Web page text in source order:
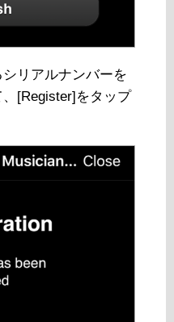
リアルナンバーを
[Register]をタップ